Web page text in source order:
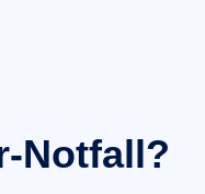
Notfall?